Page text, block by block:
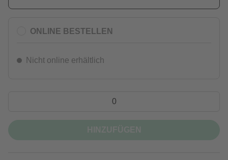
ONLINE BESTELLEN
Nicht online erhältlich